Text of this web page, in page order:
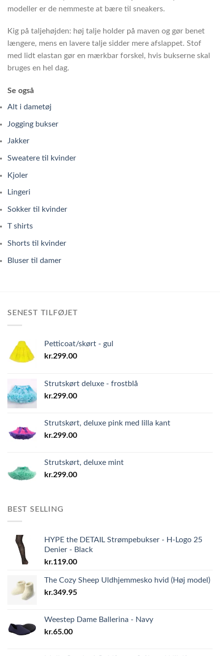
modeller er de nemmeste at bære til sneakers.
Kig på taljehøjden: høj talje holder på maven og gør benet
længere, mens en lavere talje sidder mere afslappet. Stof
med lidt elastan gør en mærkbar forskel, hvis bukserne skal
bruges en hel dag.
Se også
Alt i dametøj
Jogging bukser
Jakker
Sweatere til kvinder
Kjoler
Lingeri
Sokker til kvinder
T shirts
Shorts til kvinder
Bluser til damer
SENEST TILFØJET
Petticoat/skørt - gul
kr.299.00
Strutskørt deluxe - frostblå
kr.299.00
Strutskørt, deluxe pink med lilla kant
kr.299.00
Strutskørt, deluxe mint
kr.299.00
BEST SELLING
HYPE the DETAIL Strømpebukser - H-Logo 25
Denier - Black
kr.119.00
The Cozy Sheep Uldhjemmesko hvid (Høj model)
kr.349.95
Weestep Dame Ballerina - Navy
kr.65.00